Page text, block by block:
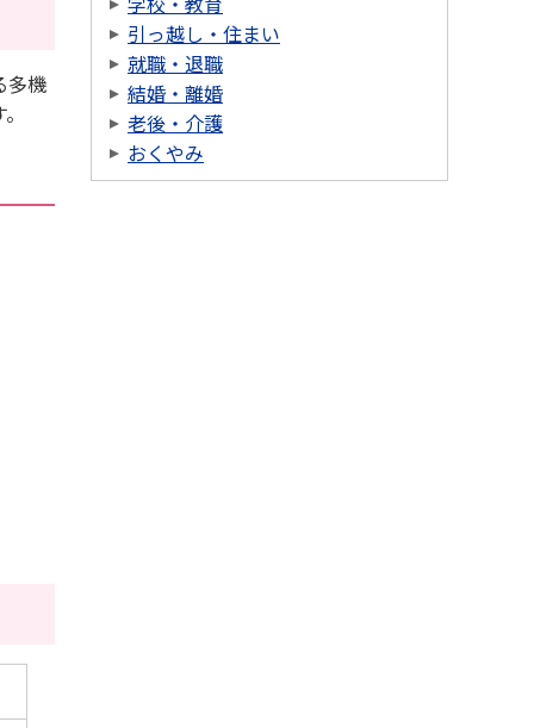
多機
引っ越し・住まい
就職・退職
結婚・離婚
老後・介護
おくやみ